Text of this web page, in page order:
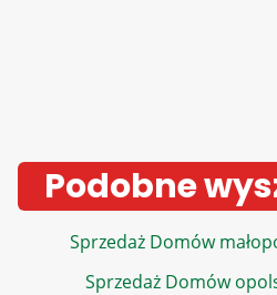
Podobne
Sprzedaż Domów
Sprzedaż Domów